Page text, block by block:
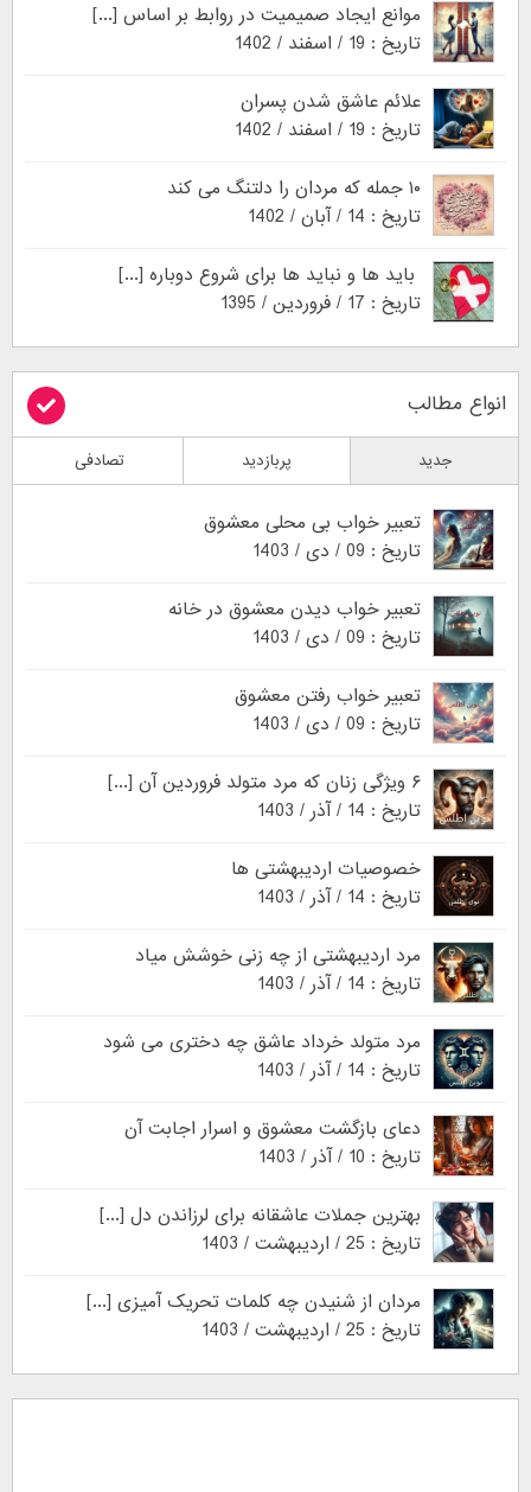
موانع ایجاد صمیمیت در روابط بر اساس [...]
تاریخ : 19 / اسفند / 1402
علائم عاشق شدن پسران
تاریخ : 19 / اسفند / 1402
۱۰ جمله که مردان را دلتنگ می کند
تاریخ : 14 / آبان / 1402
باید ها و نباید ها برای شروع دوباره [...]
تاریخ : 17 / فروردین / 1395
انواع مطالب
جدید پربازدید تصادفی
تعبیر خواب بی محلی معشوق
تاریخ : 09 / دی / 1403
تعبیر خواب دیدن معشوق در خانه
تاریخ : 09 / دی / 1403
تعبیر خواب رفتن معشوق
تاریخ : 09 / دی / 1403
۶ ویژگی زنان که مرد متولد فروردین آن [...]
تاریخ : 14 / آذر / 1403
خصوصیات اردیبهشتی ها
تاریخ : 14 / آذر / 1403
مرد اردیبهشتی از چه زنی خوشش میاد
تاریخ : 14 / آذر / 1403
مرد متولد خرداد عاشق چه دختری می شود
تاریخ : 14 / آذر / 1403
دعای بازگشت معشوق و اسرار اجابت آن
تاریخ : 10 / آذر / 1403
بهترین جملات عاشقانه برای لرزاندن دل [...]
تاریخ : 25 / اردیبهشت / 1403
مردان از شنیدن چه کلمات تحریک آمیزی [...]
تاریخ : 25 / اردیبهشت / 1403